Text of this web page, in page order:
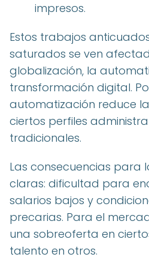
impresos.
Estos trabajos
saturados se ven
globalización, la
transformación digital.
automatización reduce
ciertos perfiles
tradicionales.
Las consecuencias para
claras: dificultad para
salarios bajos y
precarias. Para el
una sobreoferta en
talento en otros.